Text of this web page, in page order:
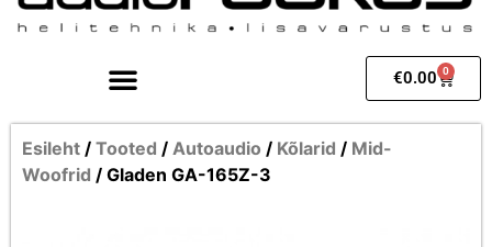
€0.00 0
Esileht / Tooted / Autoaudio / Kõlarid / Mid-
Woofrid / Gladen GA-165Z-3